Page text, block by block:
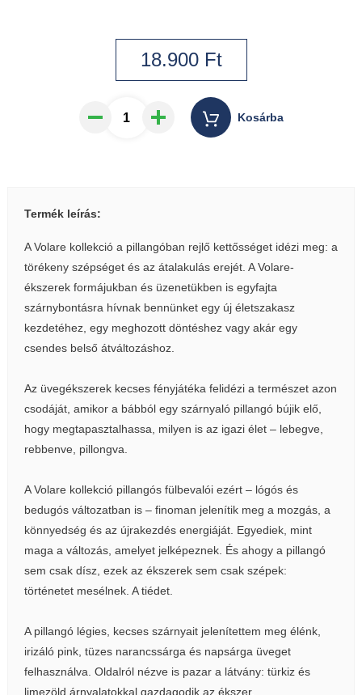
18.900Ft
Kosárba
Termék leírás:
A Volare kollekció a pillangóban rejlő kettősséget idézi meg: a
törékeny szépséget és az átalakulás erejét. A Volare-
ékszerek formájukban és üzenetükben is egyfajta
szárnybontásra hívnak bennünket egy új életszakasz
kezdetéhez, egy meghozott döntéshez vagy akár egy
csendes belső átváltozáshoz.
Az üvegékszerek kecses fényjátéka felidézi a természet azon
csodáját, amikor a bábból egy szárnyaló pillangó bújik elő,
hogy megtapasztalhassa, milyen is az igazi élet – lebegve,
rebbenve, pillongva.
A Volare kollekció pillangós fülbevalói ezért – lógós és
bedugós változatban is – finoman jelenítik meg a mozgás, a
könnyedség és az újrakezdés energiáját. Egyediek, mint
maga a változás, amelyet jelképeznek. És ahogy a pillangó
sem csak dísz, ezek az ékszerek sem csak szépek:
történetet mesélnek. A tiédet.
A pillangó légies, kecses szárnyait jelenítettem meg élénk,
irizáló pink, tüzes narancssárga és napsárga üveget
felhasználva. Oldalról nézve is pazar a látvány: türkiz és
limezöld árnyalatokkal gazdagodik az ékszer.